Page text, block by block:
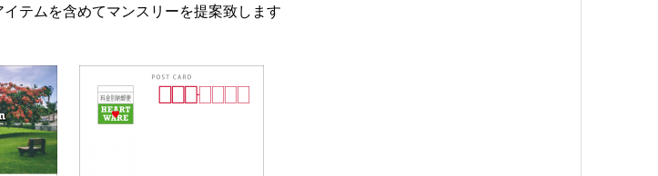
イテムを含めてマンスリーを提案致します